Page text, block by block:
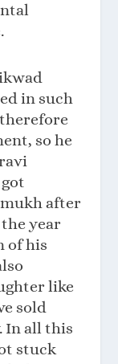
in such
so he
after
year
of his
like
sold
In all this
stuck